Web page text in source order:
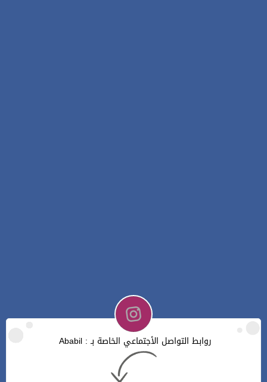
روابط التواصل الأجتماعي الخاصة بـ : Ababil